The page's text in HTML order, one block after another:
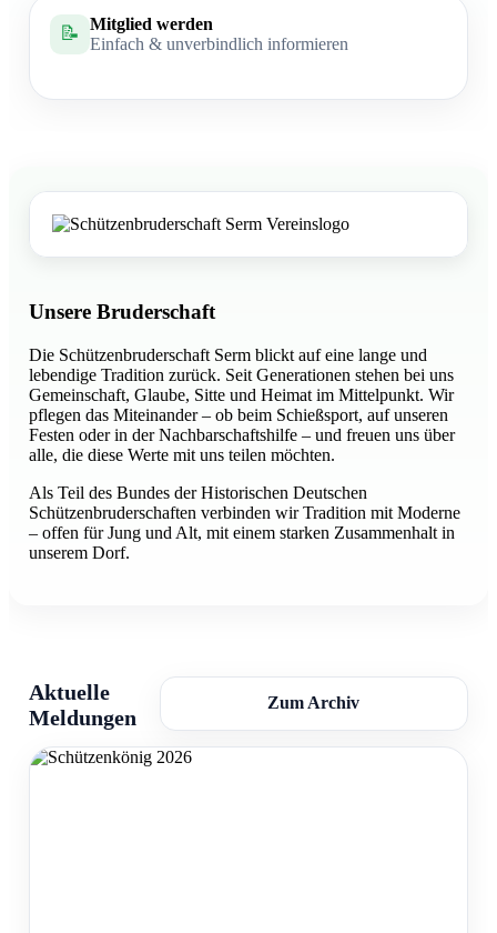
📝
Mitglied werden
Einfach & unverbindlich informieren
Unsere Bruderschaft
Die Schützenbruderschaft Serm blickt auf eine lange und
lebendige Tradition zurück. Seit Generationen stehen bei uns
Gemeinschaft, Glaube, Sitte und Heimat im Mittelpunkt. Wir
pflegen das Miteinander – ob beim Schießsport, auf unseren
Festen oder in der Nachbarschaftshilfe – und freuen uns über
alle, die diese Werte mit uns teilen möchten.
Als Teil des Bundes der Historischen Deutschen
Schützenbruderschaften verbinden wir Tradition mit Moderne
– offen für Jung und Alt, mit einem starken Zusammenhalt in
unserem Dorf.
Aktuelle
Meldungen
Zum Archiv